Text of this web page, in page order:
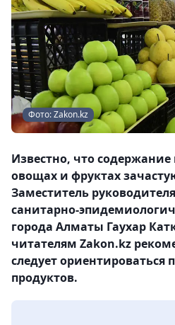
Фото: Zakon.kz
Известно, что
овощах и фруктах
Заместитель
санитарно-
города Алматы Гаухар
читателям Zakon.kz
следует ориентироваться
продуктов.